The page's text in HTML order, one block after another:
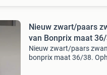
Nieuw zwart/paars
van Bonprix maat
Nieuw zwart/paars
bonprix maat 36/38.